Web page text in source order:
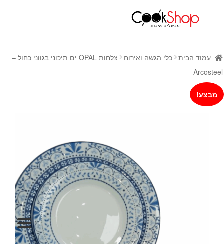
חנות
כלי בישול
סירים
מחבתות
כלי הגשה ואירוח
המותגים שלנו
עמוד הבית כלי הגשה ואירוח
צלחות OPAL ים תיכוני בגווני כחול –
Arcosteel
מבצע!